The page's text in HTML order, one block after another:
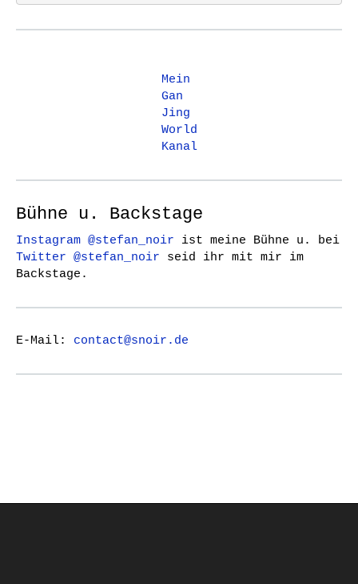
Mein
Gan
Jing
World
Kanal
Bühne u. Backstage
Instagram @stefan_noir ist meine Bühne u. bei
Twitter @stefan_noir seid ihr mit mir im
Backstage.
E-Mail: contact@snoir.de